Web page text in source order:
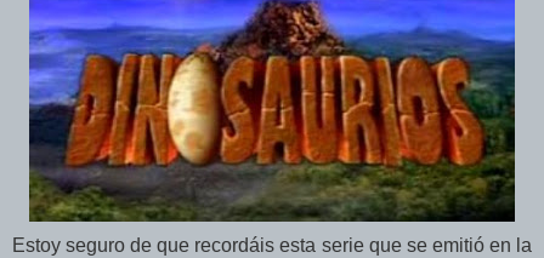
Estoy seguro de que recordáis esta serie que se emitió en la